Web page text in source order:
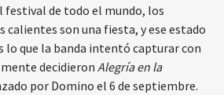
festival de todo el mundo, los
calientes son una fiesta, y ese estado
lo que la banda intentó capturar con
decidieronAlegría en la
por Domino el 6 de septiembre.